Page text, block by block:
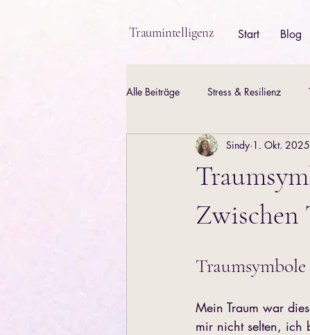
Traumintelligenz Start Blog
Alle Beiträge Stress & Resilienz
Baubiologie & Umweltfaktoren
Zwischen
Sindy 1. Okt. 2025
Mein Traum war
mir nicht selten, ich